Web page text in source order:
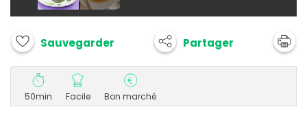
Sauvegarder Partager
50min Facile Bon marché